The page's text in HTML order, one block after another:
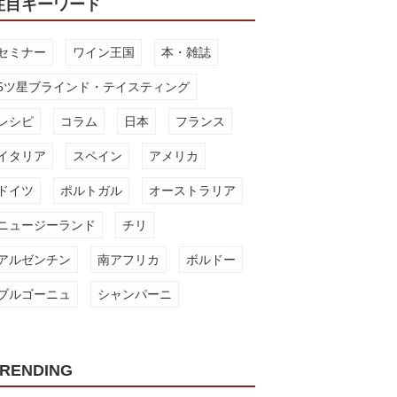
目キーワード
ミナー ワイン王国 本・雑誌
ツ星ブラインド・テイスティング
シピ コラム 日本 フランス
タリア スペイン アメリカ
ドイツ ポルトガル オーストラリア
ュージーランド チリ
ルゼンチン 南アフリカ ボルドー
ルゴーニュ シャンパーニ